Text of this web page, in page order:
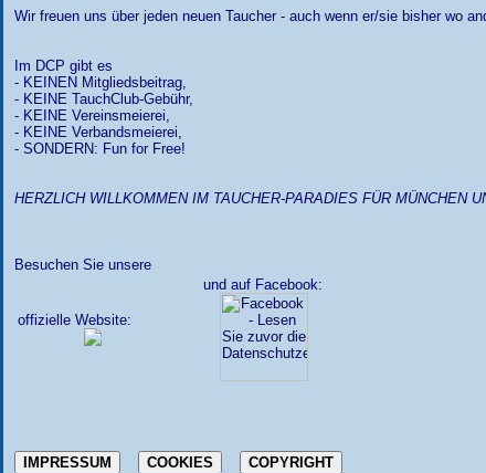
Wir freuen uns über jeden neuen Taucher - auch wenn er/sie bisher wo
Im DCP gibt es
- KEINEN Mitgliedsbeitrag,
- KEINE TauchClub-Gebühr,
- KEINE Vereinsmeierei,
- KEINE Verbandsmeierei,
- SONDERN: Fun for Free!
HERZLICH WILLKOMMEN IM TAUCHER-PARADIES FÜR MÜNCHEN
Besuchen Sie unsere
offizielle Website:
und auf Facebook:
IMPRESSUM COOKIES COPYRIGHT